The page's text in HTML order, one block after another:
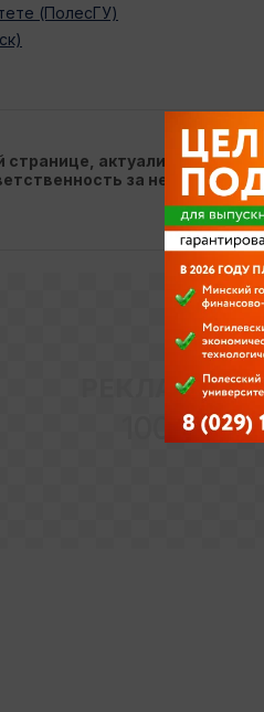
(ПолесГУ)
актуализируется
за
100% x